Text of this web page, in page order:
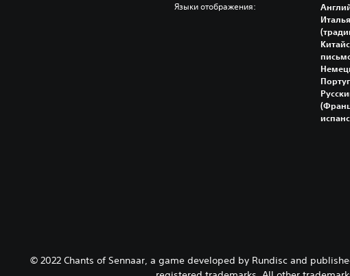
Языки отображения:
© 2022 Chants of Sennaar, a game developed by Rundisc and